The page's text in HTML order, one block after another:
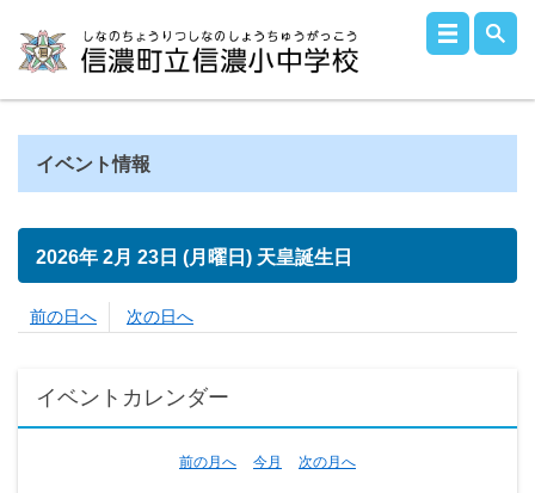
イベント情報
2026年 2月 23日 (月 曜日) 天皇誕生日
前の日へ 次の日へ
イベントカレンダー
前の月へ 今月 次の月へ